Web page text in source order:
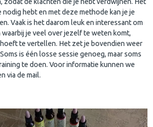
nodig hebt en met deze methode kan je je
Vaak is het daarom leuk en interessant om
je veel over jezelf te weten komt,
te vertellen. Het zet je bovendien weer
is één losse sessie genoeg, maar soms
te doen. Voor informatie kunnen we
via de mail.